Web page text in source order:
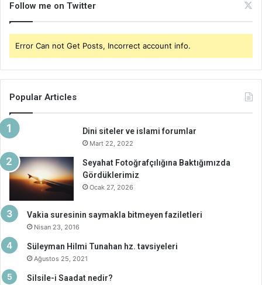
Follow me on Twitter
Error Can not Get Posts, Incorrect account info.
Popular Articles
Dini siteler ve islami forumlar
Mart 22, 2022
Seyahat Fotoğrafçılığına Baktığımızda
Gördüklerimiz
Ocak 27, 2026
Vakia suresinin saymakla bitmeyen faziletleri
Nisan 23, 2016
Süleyman Hilmi Tunahan hz. tavsiyeleri
Ağustos 25, 2021
Silsile-i Saadat nedir?